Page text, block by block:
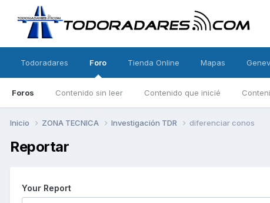
Todoradares Foro
Foros Contenido sin leer Contenido que inicié
Tienda Online Mapas
Inicio ZONA TECNICA Investigación TDR diferenciar conos
Reportar
Your Report